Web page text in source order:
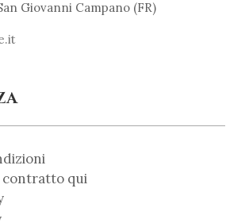
Giovanni Campano (FR)
contratto qui